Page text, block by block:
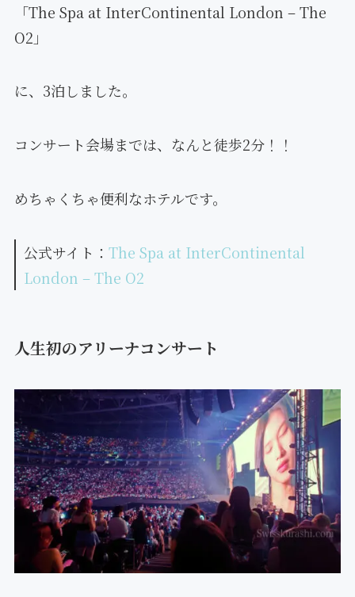
「The Spa at InterContinental London – The
O2」
に、3泊しました。
コンサート会場までは、なんと徒歩2分！！
めちゃくちゃ便利なホテルです。
公式サイト： The Spa at InterContinental
London – The O2
人生初のアリーナコンサート